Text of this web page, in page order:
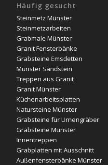
Häufig gesucht
Steinmetz Münster
Steinmetzarbeiten
Grabmale Münster
Granit Fensterbänke
Grabsteine Emsdetten
Münster Sandstein
Treppen aus Granit
Granit Münster
Küchenarbeitsplatten
Natursteine Münster
Grabsteine für Urnengräber
Grabsteine Münster
Innentreppen
Grabplatten mit Ausschnitt
Außenfensterbänke Münster